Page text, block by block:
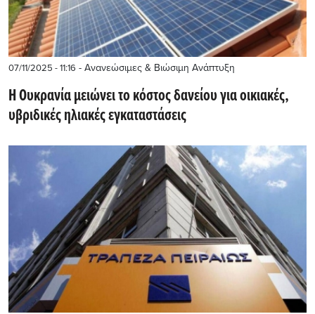
07/11/2025 - 11:16 - Ανανεώσιμες & Βιώσιμη Ανάπτυξη
Η Ουκρανία μειώνει το κόστος δανείου για οικιακές,
υβριδικές ηλιακές εγκαταστάσεις